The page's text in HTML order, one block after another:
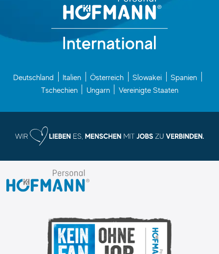
Deutschland Italien Österreich Slowakei
Spanien
Tschechien
Ungarn Vereinigte Staaten
K.